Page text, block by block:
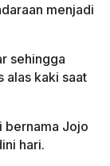
menjadi
sehingga
alas kaki saat
bernama Jojo
hari.